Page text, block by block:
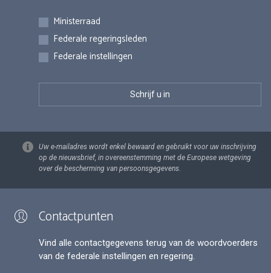
Inschrijvingen
Ministerraad
Federale regeringsleden
Federale instellingen
Uw e-mailadres wordt enkel bewaard en gebruikt voor uw inschrijving
op de nieuwsbrief, in overeenstemming met de Europese wetgeving
over de bescherming van persoonsgegevens.
Contactpunten
Vind alle contactgegevens terug van de woordvoerders
van de federale instellingen en regering.